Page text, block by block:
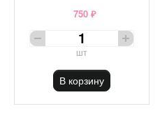
750 ₽
шт
В корзину